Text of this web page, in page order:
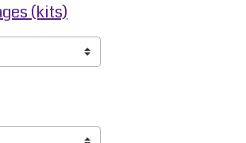
(kits)